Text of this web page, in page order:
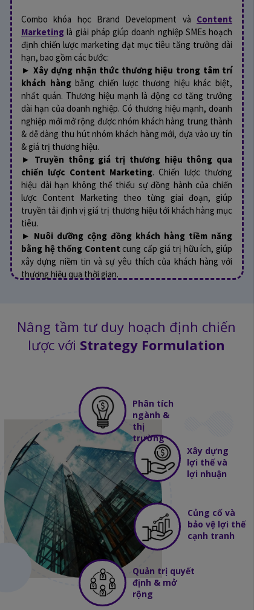
Combo khóa học Brand Development và Content
Marketing là giải pháp giúp doanh nghiệp SMEs hoạch
định chiến lược marketing đạt mục tiêu tăng trưởng dài
hạn, bao gồm các bước:
► Xây dựng nhận thức thương hiệu trong tâm trí
khách hàngbằng chiến lược thương hiệu khác biệt,
nhất quán. Thương hiệu mạnh là động cơ tăng trưởng
dài hạn của doanh nghiệp. Có thương hiệu mạnh, doanh
nghiệp mới mở rộng được nhóm khách hàng trung thành
& dễ dàng thu hút nhóm khách hàng mới, dựa vào uy tín
& giá trị thương hiệu.
► Truyền thông giá trị thương hiệu thông qua
chiến lược Content Marketing. Chiến lược thương
hiệu dài hạn không thể thiếu sự đồng hành của chiến
lược Content Marketing theo từng giai đoạn, giúp
truyền tải định vị giá trị thương hiệu tới khách hàng mục
tiêu.
► Nuôi dưỡng cộng đồng khách hàng tiềm năng
bằng hệ thống Contentcung cấp giá trị hữu ích, giúp
xây dựng niềm tin và sự yêu thích của khách hàng với
thương hiệu qua thời gian.
Nâng tầm tư duy hoạch định chiến
lược với Strategy Formulation
Xây dựng
lợi thế và
lợi nhuận
Củng cố và
bảo vệ lợi thế
cạnh tranh
Quản trị quyết
định & mở
rộng
Phân tích
ngành &
thị
trường